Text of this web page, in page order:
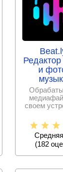
и
своем
(182